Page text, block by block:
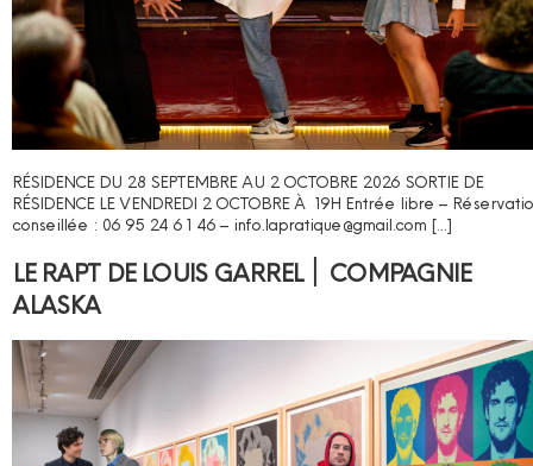
RÉSIDENCE DU 28 SEPTEMBRE AU 2 OCTOBRE 2026 SORTIE DE
RÉSIDENCE LE VENDREDI 2 OCTOBRE À 19H Entrée libre –
conseillée : 06 95 24 61 46 – info.lapratique@gmail.com […]
LE RAPT DE LOUIS GARREL ׀ COMPAGNIE
ALASKA